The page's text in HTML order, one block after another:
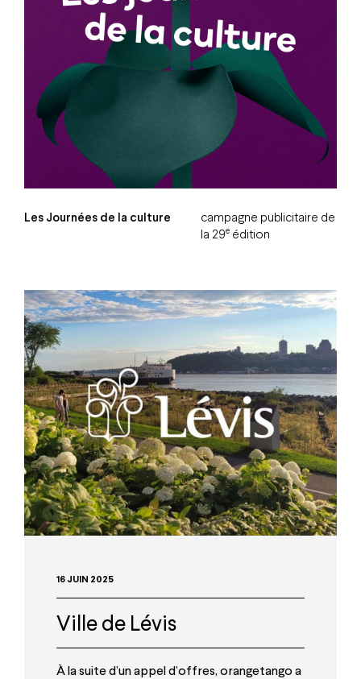
Les Journées de la culture
campagne publicitaire de
la 29e édition
16 JUIN 2025
Ville de Lévis
À la suite d’un appel d’offres, orangetango a